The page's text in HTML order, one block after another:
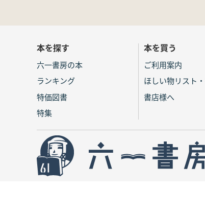
本を探す
六一書房の本
ランキング
特価図書
特集
本を買う
ご利用案内
ほしい物リスト
書店様へ